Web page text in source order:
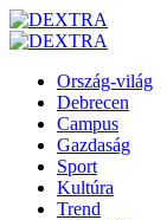
Ország-világ
Debrecen
Campus
Gazdaság
Sport
Kultúra
Trend